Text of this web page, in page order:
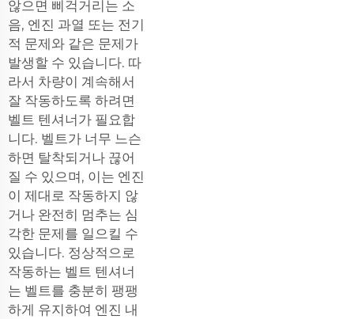
않으면 삐걱거리는 소
음, 엔진 과열 또는 전기
적 문제와 같은 문제가
발생할 수 있습니다. 따
라서 차량이 계속해서
잘 작동하도록 하려면
벨트 텐셔너가 필요합
니다. 벨트가 너무 느슨
하면 탈착되거나 끊어
질 수 있으며, 이는 엔진
이 제대로 작동하지 않
거나 완전히 멈추는 심
각한 문제를 일으킬 수
있습니다. 정상적으로
작동하는 벨트 텐셔너
는 벨트를 충분히 팽팽
하게 유지하여 엔진 내